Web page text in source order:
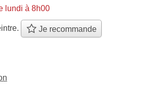
lundi à 8h00
Je recommande